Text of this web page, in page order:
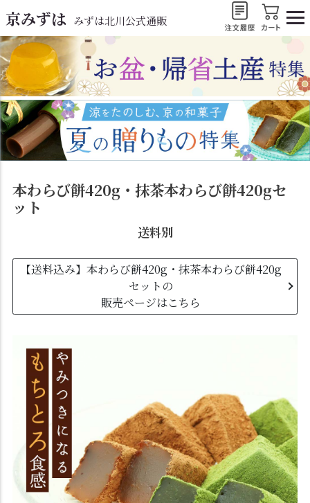
京みずは みずは北川公式通販
本わらび餅420g・抹茶本わらび餅420gセ
ット
送料別
【送料込み】本わらび餅420g・抹茶本わらび餅420g
セットの
販売ページはこちら